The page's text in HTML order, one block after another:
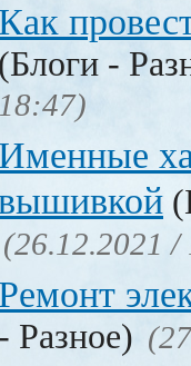
Как
(Блоги -
18:47)
Именные
(26.12.2021 /
Ремонт
- Разное)